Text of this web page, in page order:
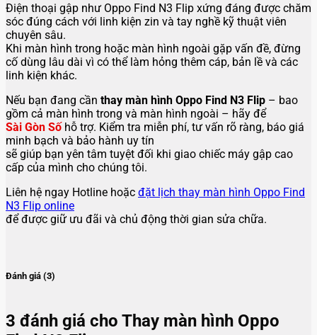
Điện thoại gập như Oppo Find N3 Flip xứng đáng được chăm
sóc đúng cách với linh kiện zin và tay nghề kỹ thuật viên
chuyên sâu.
Khi màn hình trong hoặc màn hình ngoài gặp vấn đề, đừng
cố dùng lâu dài vì có thể làm hỏng thêm cáp, bản lề và các
linh kiện khác.
Nếu bạn đang cần thay màn hình Oppo Find N3 Flip – bao
gồm cả màn hình trong và màn hình ngoài – hãy để
Sài Gòn Sốhỗ trợ. Kiểm tra miễn phí, tư vấn rõ ràng, báo giá
minh bạch và bảo hành uy tín
sẽ giúp bạn yên tâm tuyệt đối khi giao chiếc máy gập cao
cấp của mình cho chúng tôi.
Liên hệ ngay Hotline hoặc đặt lịch thay màn hình Oppo Find
N3 Flip online
để được giữ ưu đãi và chủ động thời gian sửa chữa.
Đánh giá (3)
3 đánh giá cho Thay màn hình Oppo